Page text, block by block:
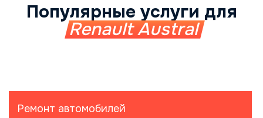
Популярные услуги для
Renault Austral
Ремонт автомобилей